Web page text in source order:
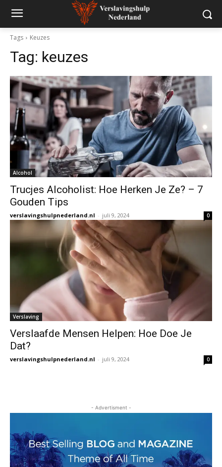
Tags Keuzes
Tag: keuzes
Alcohol
Trucjes Alcoholist: Hoe Herken Je Ze? – 7
Gouden Tips
verslavingshulpnederland.nl - juli 9, 2024 0
Verslaving
Verslaafde Mensen Helpen: Hoe Doe Je
Dat?
verslavingshulpnederland.nl - juli 9, 2024 0
- Advertisment -